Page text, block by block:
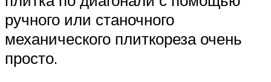
ручного или станочного
механического плиткореза очень
просто.